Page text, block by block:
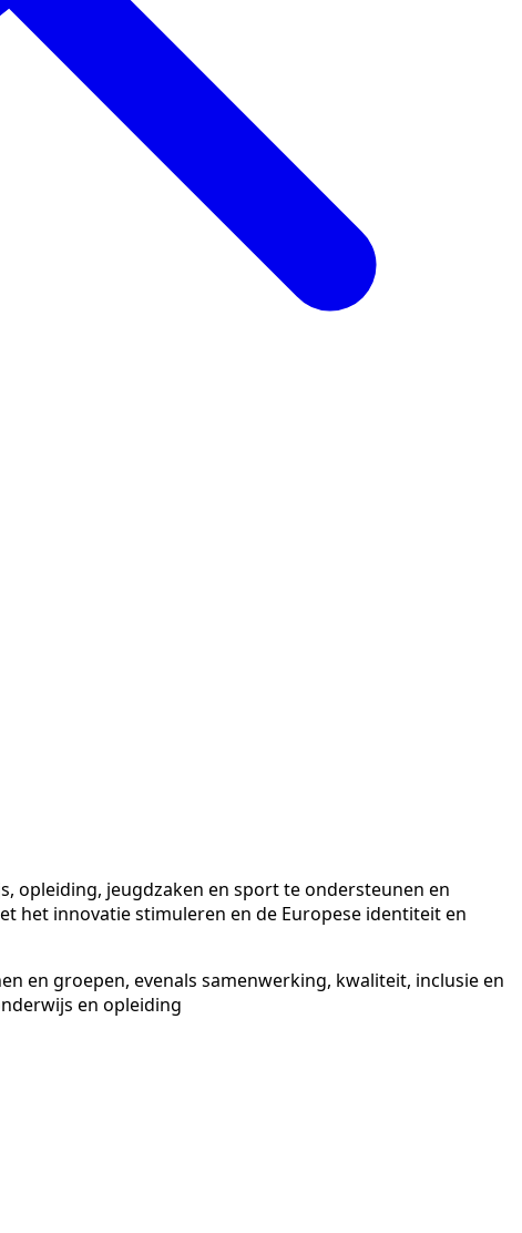
opleiding, jeugdzaken en sport te ondersteunen en
het innovatie stimuleren en de Europese identiteit en
en groepen, evenals samenwerking, kwaliteit, inclusie en
en opleiding